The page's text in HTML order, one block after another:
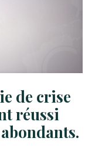
de crise
réussi